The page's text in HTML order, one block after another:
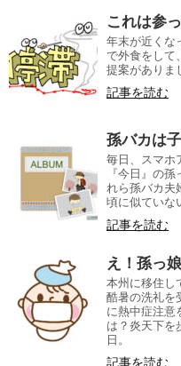
これは参
年末が近くな
で外食をして
提案がありま
記事を読む
孫バカは
毎日、スマホ
『今日』の
れら孫バカ夫
頃に似ていな
記事を読む
え！孫っ
本州に移住し
酷暑の洗礼
に熱中症注意
は？炎天下を
日。
記事を読む